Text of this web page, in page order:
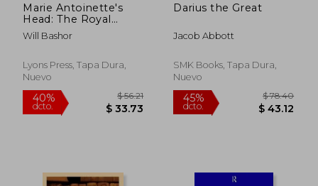
Marie Antoinette's
Head: The Royal
Hairdresser, The
Queen, And The
Will Bashor
Lyons Press, Tapa Dura,
Nuevo
Darius the Great
Jacob Abbott
SMK Books, Tapa Dura,
Nuevo